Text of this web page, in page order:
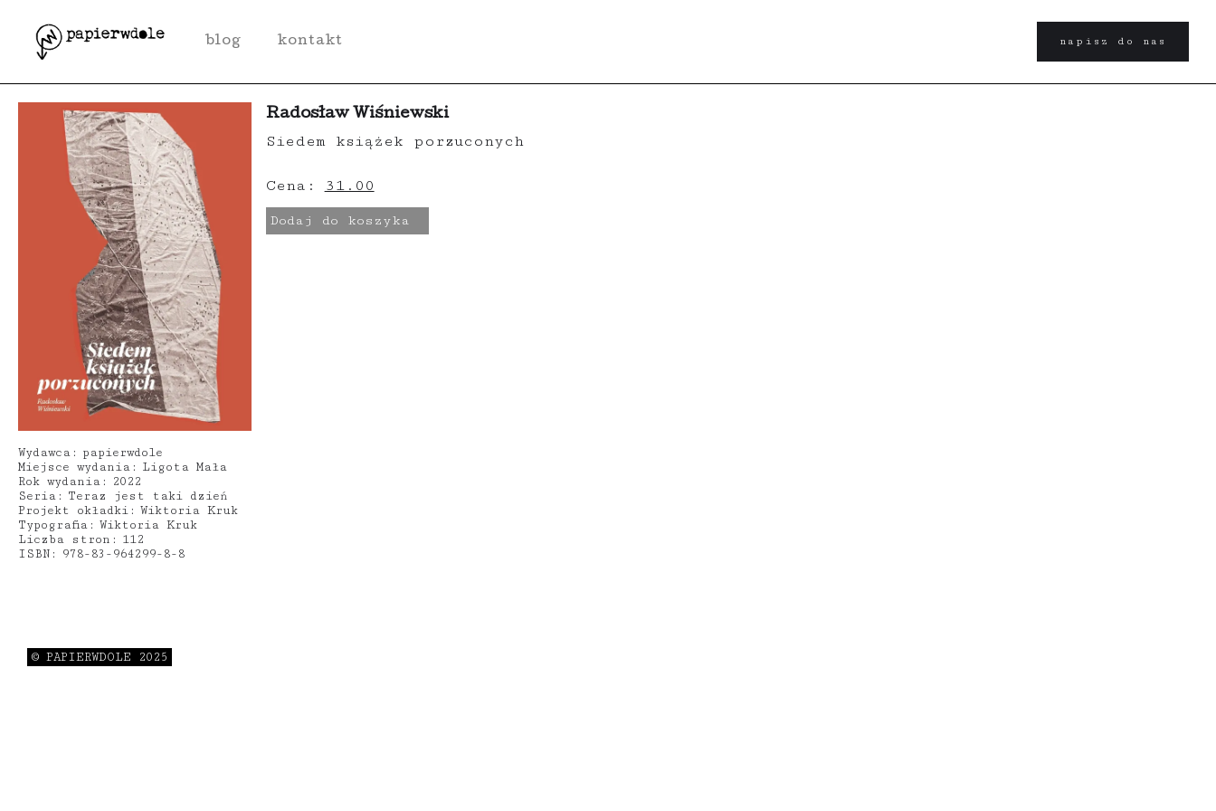
o nas sklep blog kontakt napisz do nas
Wydawca: papierwdole
Miejsce wydania: Ligota Mała
Rok wydania:
2022
Seria: Teraz jest taki dzień
Projekt okładki: Wiktoria Kruk
Typografia: Wiktoria Kruk
Liczba stron: 112
ISBN:
978-83-964299-8-8
Radosław Wiśniewski
Siedem książek porzuconych
Cena: 31.00
Dodaj do koszyka
© PAPIERWDOLE 2025